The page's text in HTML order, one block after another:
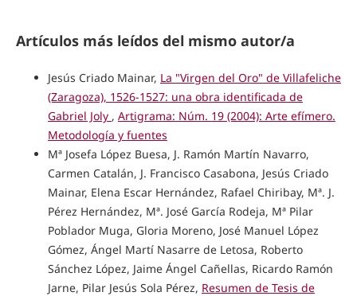
Artículos más leídos del mismo autor/a
Jesús Criado Mainar, La "Virgen del Oro" de Villafeliche
(Zaragoza), 1526-1527: una obra identificada de
Gabriel Joly , Artigrama: Núm. 19 (2004): Arte efímero.
Metodología y fuentes
Mª Josefa López Buesa, J. Ramón Martín Navarro,
Carmen Catalán, J. Francisco Casabona, Jesús Criado
Mainar, Elena Escar Hernández, Rafael Chiribay, Mª. J.
Pérez Hernández, Mª. José García Rodeja, Mª Pilar
Poblador Muga, Gloria Moreno, José Manuel López
Gómez, Ángel Martí Nasarre de Letosa, Roberto
Sánchez López, Jaime Ángel Cañellas, Ricardo Ramón
Jarne, Pilar Jesús Sola Pérez, Resumen de Tesis de